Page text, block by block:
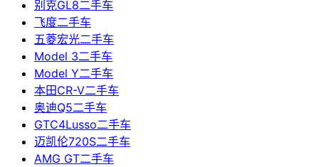
别克GL8二手车
飞度二手车
五菱宏光二手车
Model 3二手车
Model Y二手车
本田CR-V二手车
奥迪Q5二手车
GTC4Lusso二手车
迈凯伦720S二手车
AMG GT二手车